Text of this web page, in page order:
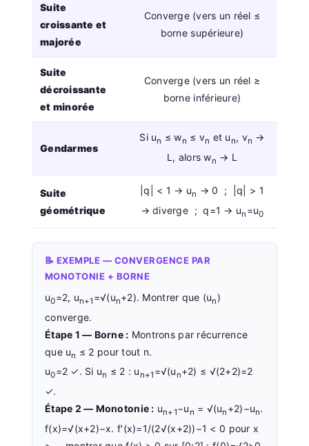
Suite
croissante et
majorée
Converge (vers un réel ≤
borne supérieure)
Suite
décroissante
et minorée
Converge (vers un réel ≥
borne inférieure)
Gendarmes
Si un ≤ wn ≤ vn et un, vn →
L, alors wn → L
Suite
géométrique
|q| < 1 → un → 0 ; |q| > 1
→ diverge ; q=1 → un =u0
📝 EXEMPLE — CONVERGENCE PAR
MONOTONIE + BORNE
u0=2, un+1 =√(un+2). Montrer que (un)
converge.
Étape 1 — Borne : Montrons par récurrence
que un ≤ 2 pour tout n.
u0=2 ✓. Si un ≤ 2 : un+1 =√(un+2) ≤ √(2+2)=2
✓.
Étape 2 — Monotonie : un+1−un = √(un +2)−un.
f(x)=√(x+2)−x. f'(x)=1/(2√(x+2))−1 < 0 pour x